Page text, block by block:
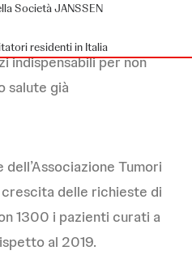
Società JANSSEN
residenti in Italia
mai necessario il
comprensive di
indispensabili per non
salute già
Tumori
crescita delle richieste di
1300 i pazienti curati a
al 2019.